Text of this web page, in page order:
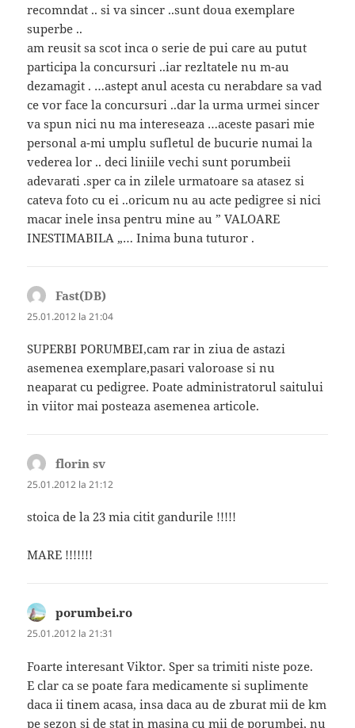
recomndat .. si va sincer ..sunt doua exemplare
superbe ..
am reusit sa scot inca o serie de pui care au putut
participa la concursuri ..iar rezltatele nu m-au
dezamagit . …astept anul acesta cu nerabdare sa vad
ce vor face la concursuri ..dar la urma urmei sincer
va spun nici nu ma intereseaza …aceste pasari mie
personal a-mi umplu sufletul de bucurie numai la
vederea lor .. deci liniile vechi sunt porumbeii
adevarati .sper ca in zilele urmatoare sa atasez si
cateva foto cu ei ..oricum nu au acte pedigree si nici
macar inele insa pentru mine au ” VALOARE
INESTIMABILA „… Inima buna tuturor .
Fast(DB)
25.01.2012 la 21:04
SUPERBI PORUMBEI,cam rar in ziua de astazi
asemenea exemplare,pasari valoroase si nu
neaparat cu pedigree. Poate administratorul saitului
in viitor mai posteaza asemenea articole.
florin sv
25.01.2012 la 21:12
stoica de la 23 mia citit gandurile !!!!!
MARE !!!!!!!
porumbei.ro
25.01.2012 la 21:31
Foarte interesant Viktor. Sper sa trimiti niste poze.
E clar ca se poate fara medicamente si suplimente
daca ii tinem acasa, insa daca au de zburat mii de km
pe sezon si de stat in masina cu mii de porumbei, nu